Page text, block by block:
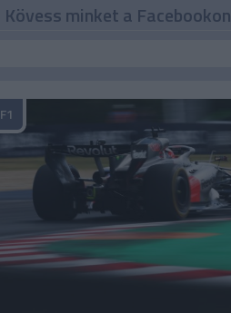
Kövess minket a Facebookon
F1